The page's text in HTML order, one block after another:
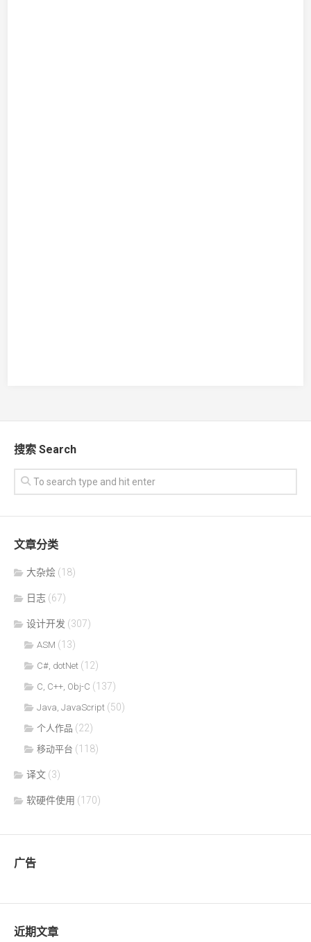
搜索 Search
文章分类
大杂烩 (18)
日志 (67)
设计开发 (307)
ASM (13)
C#, dotNet (12)
C, C++, Obj-C (137)
Java, JavaScript (50)
个人作品 (22)
移动平台 (118)
译文 (3)
软硬件使用 (170)
广告
近期文章